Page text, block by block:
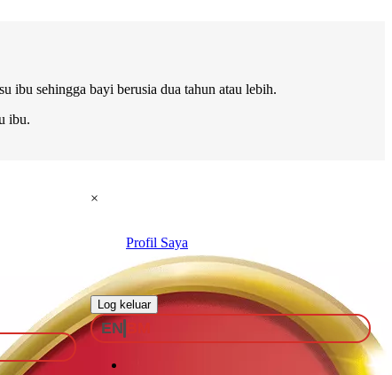
ibu sehingga bayi berusia dua tahun atau lebih.
ibu.
×
Profil Saya
Log keluar
EN